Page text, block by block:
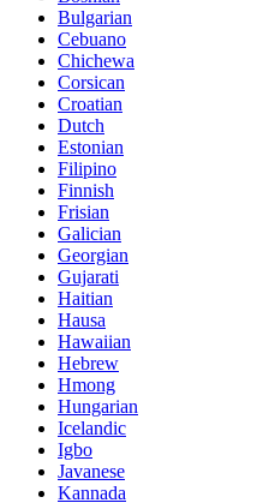
Bulgarian
Cebuano
Chichewa
Corsican
Croatian
Dutch
Estonian
Filipino
Finnish
Frisian
Galician
Georgian
Gujarati
Haitian
Hausa
Hawaiian
Hebrew
Hmong
Hungarian
Icelandic
Igbo
Javanese
Kannada